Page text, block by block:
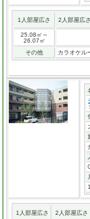
1人部屋広さ 2人部屋広さ
25.08㎡～
26.07㎡
その他 カラオケル
1人部屋広さ 2人部屋広さ